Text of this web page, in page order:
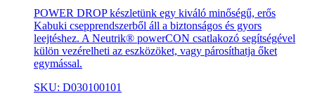
POWER DROP készletünk egy kiváló minőségű, erős
Kabuki csepprendszerből áll a biztonságos és gyors
leejtéshez. A Neutrik® powerCON csatlakozó segítségével
külön vezérelheti az eszközöket, vagy párosíthatja őket
egymással.
SKU: D030100101